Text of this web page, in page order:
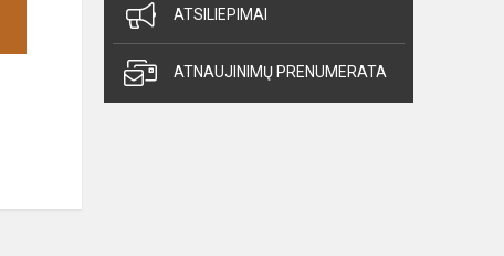
ATSILIEPIMAI
ATNAUJINIMŲ PRENUMERATA